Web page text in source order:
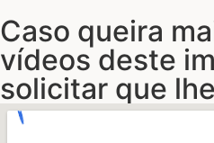
Caso queira
vídeos deste
solicitar que